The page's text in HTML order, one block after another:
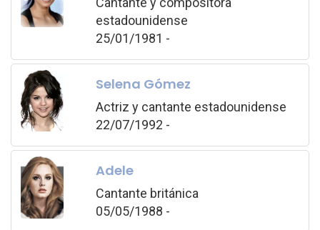
estadounidense
25/01/1981 -
Selena Gómez
Actriz y cantante estadounidense
22/07/1992 -
Adele
Cantante británica
05/05/1988 -